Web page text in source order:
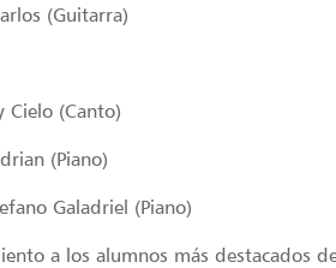
(Guitarra)
Cielo (Canto)
(Piano)
Galadriel (Piano)
a los alumnos más destacados